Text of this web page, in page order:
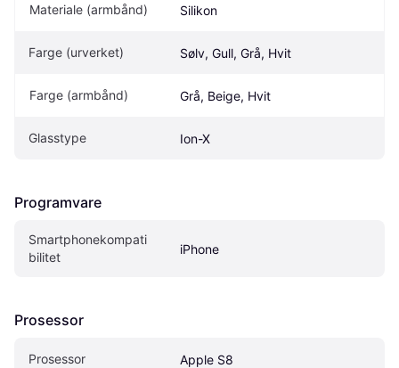
Materiale (armbånd) Silikon
Farge (urverket) Sølv, Gull, Grå, Hvit
Farge (armbånd) Grå, Beige, Hvit
Glasstype Ion-X
Programvare
Smartphonekompati
bilitet
iPhone
Prosessor
Prosessor Apple S8